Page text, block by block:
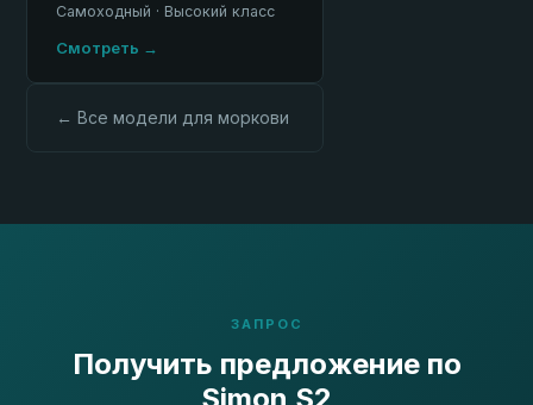
Самоходный · Высокий класс
Смотреть →
← Все модели для моркови
ЗАПРОС
Получить предложение по